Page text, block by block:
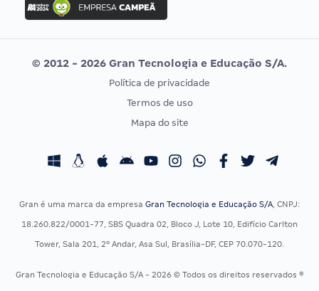
Concurso MPU
Editais publicados
Vunesp
CONCURSOS POR PROFISSÃO
Concursos Fiscais
Residência Multiprofissional
EXAME DE ORDEM
Calendário OAB
© 2012 - 2026 Gran Tecnologia e Educação S/A.
Política de privacidade
Termos de uso
Mapa do site
Gran é uma marca da empresa Gran Tecnologia e Educação S/A, CNPJ:
18.260.822/0001-77, SBS Quadra 02, Bloco J, Lote 10, Edifício Carlton
Tower, Sala 201, 2º Andar, Asa Sul, Brasília-DF, CEP 70.070-120.
Gran Tecnologia e Educação S/A - 2026 © Todos os direitos reservados ®